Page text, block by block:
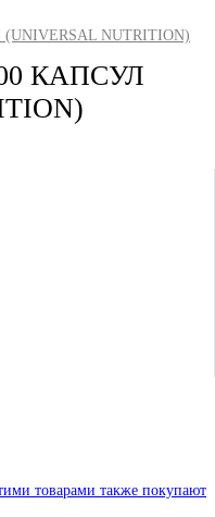
NUTRITION)
КАПСУЛ